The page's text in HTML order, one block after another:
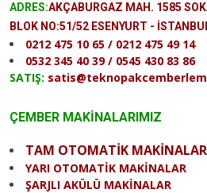
ADRES:AKÇABURGAZ MAH. 1585
BLOK NO:51/52 ESENYURT -
0212 475 10 65 / 0212 475 49 14
0532 345 40 39 / 0545 430 83 86
SATIŞ:
ÇEMBER MAKİNALARIMIZ
TAM OTOMATİK MAKİNALAR
YARI OTOMATİK MAKİNALAR
ŞARJLI AKÜLÜ MAKİNALAR